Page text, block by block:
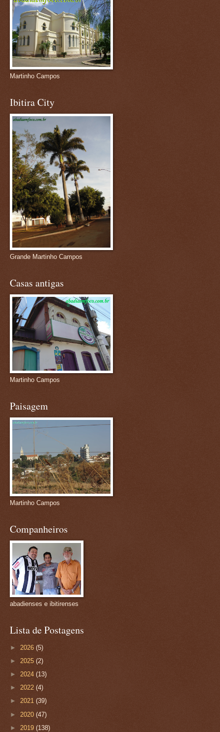
Martinho Campos
Ibitira City
Grande Martinho Campos
Casas antigas
Martinho Campos
Paisagem
Martinho Campos
Companheiros
abadienses e ibitirenses
Lista de Postagens
► 2026 (5)
► 2025 (2)
► 2024 (13)
► 2022 (4)
► 2021 (39)
► 2020 (47)
► 2019 (138)